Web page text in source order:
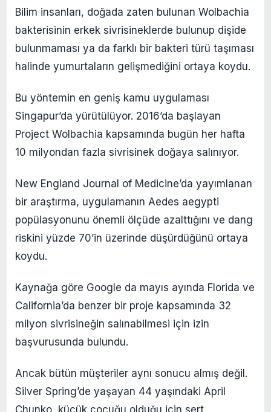
Bilim insanları, doğada zaten bulunan Wolbachia
bakterisinin erkek sivrisineklerde bulunup dişide
bulunmaması ya da farklı bir bakteri türü taşıması
halinde yumurtaların gelişmediğini ortaya koydu.
Bu yöntemin en geniş kamu uygulaması
Singapur’da yürütülüyor. 2016’da başlayan
Project Wolbachia kapsamında bugün her hafta
10 milyondan fazla sivrisinek doğaya salınıyor.
New England Journal of Medicine’da yayımlanan
bir araştırma, uygulamanın Aedes aegypti
popülasyonunu önemli ölçüde azalttığını ve dang
riskini yüzde 70’in üzerinde düşürdüğünü ortaya
koydu.
Kaynağa göre Google da mayıs ayında Florida ve
California’da benzer bir proje kapsamında 32
milyon sivrisineğin salınabilmesi için izin
başvurusunda bulundu.
Ancak bütün müşteriler aynı sonucu almış değil.
Silver Spring’de yaşayan 44 yaşındaki April